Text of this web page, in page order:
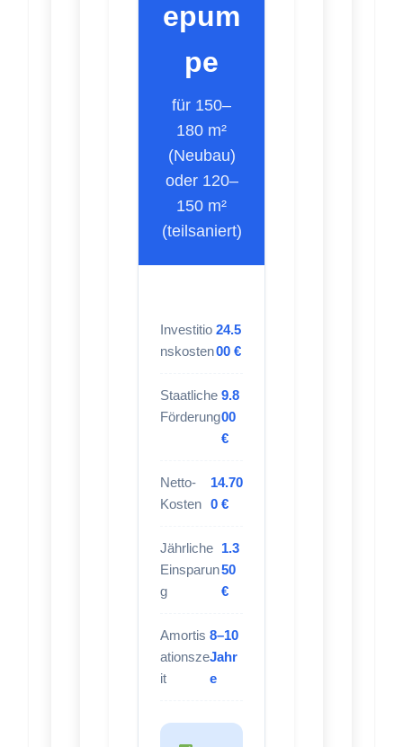
epum
pe
für 150–
180 m²
(Neubau)
oder 120–
150 m²
(teilsaniert)
Investitio
nskosten
24.5
00 €
Staatliche
Förderung
9.8
00
€
Netto-
Kosten
14.70
0 €
Jährliche
Einsparun
g
1.3
50
€
Amortis
ationsze
it
8–10
Jahr
e